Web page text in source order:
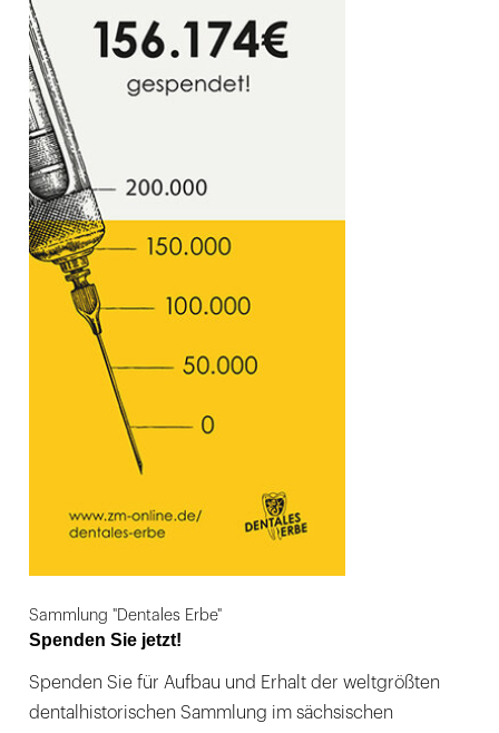
Sammlung "Dentales Erbe"
Spenden Sie jetzt!
Spenden Sie für Aufbau und Erhalt der weltgrößten
dentalhistorischen Sammlung im sächsischen